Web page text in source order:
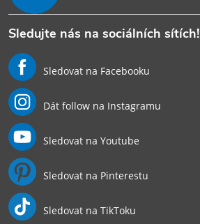
Sledujte nás na sociálních sítích!
Sledovat na Facebooku
Dát follow na Instagramu
Sledovat na Youtube
Sledovat na Pinterestu
Sledovat na TikToku